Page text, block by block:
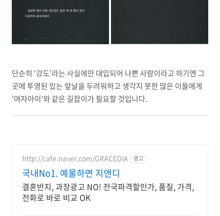
단순히 '강도'라는 사실에만 대입되어 나쁜 사람이라고 하기엔 그
곳에 투영된 있는 앞날을 두려워하고 생각지 못한 많은 이들에게
'여자아이'와 같은 길잡이가 필요할 것입니다.
http://cafe.naver.com/GRACEDIA 광고
국내No1. 예물하면 지앤디
결혼반지, 과장광고 NO! 전국파격할인가, 품질, 가격,
전화로 바로 비교 OK